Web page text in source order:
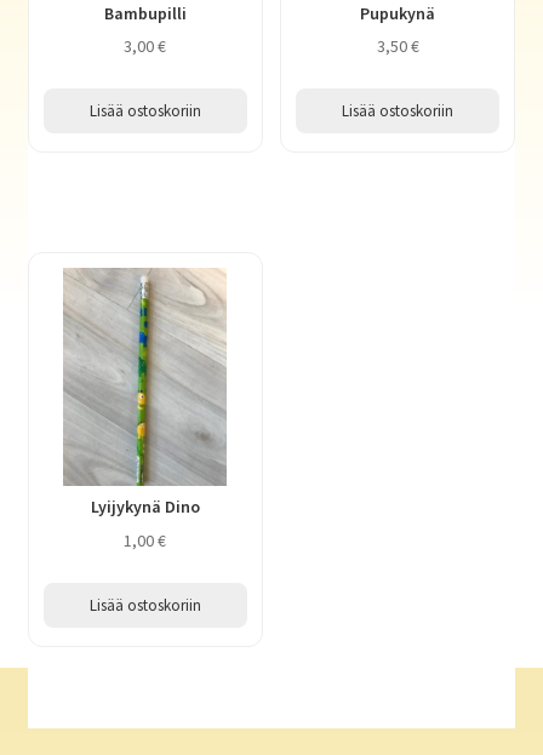
Bambupilli
3,00€
Lisää ostoskoriin
Pupukynä
3,50€
Lisää ostoskoriin
Lyijykynä Dino
1,00€
Lisää ostoskoriin